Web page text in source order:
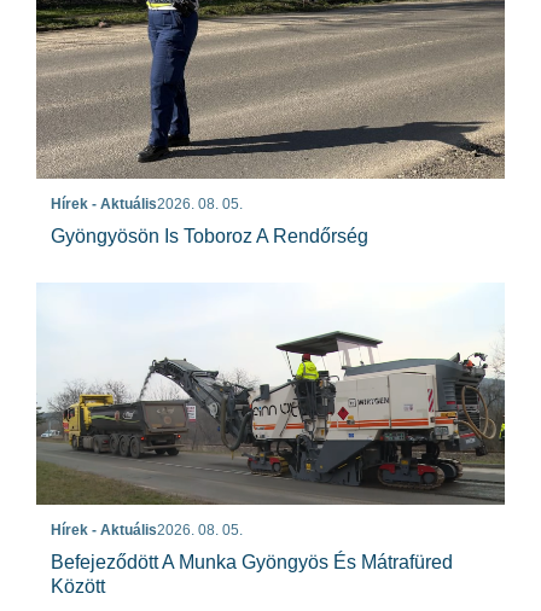
Hírek - Aktuális2026. 08. 05.
Gyöngyösön Is Toboroz A Rendőrség
Hírek - Aktuális2026. 08. 05.
Befejeződött A Munka Gyöngyös És Mátrafüred
Között